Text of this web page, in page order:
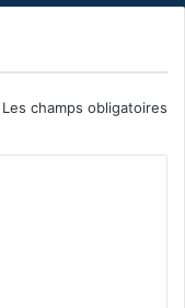
Les champs obligatoires